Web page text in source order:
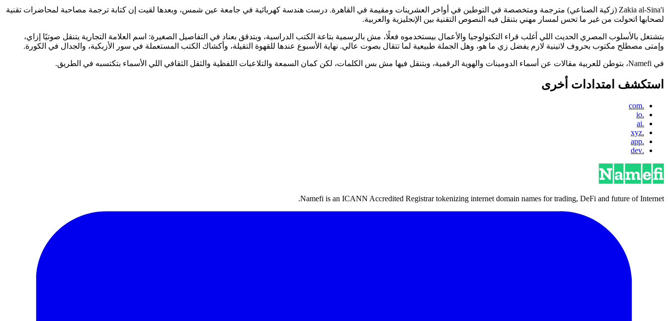
Zakia al-Sina'i (زكية الصناعي) مترجمة ومتخصصة في التوطين في أواخر العشرينات ومقيمة في القاهرة. درست هندسة كهربائية في جامعة عين شمس، وبعدها لقيت إن كتابة ترجمة مصاحبة لمحاضرات تقنية
لصحابها اتحولت من غير ما تحس لمسار مهني بتنقل فيه النصوص التقنية بين الإنجليزية والعربية.
بتشتغل بالأسلوب المصري الحديث اللي أغلب قراء التكنولوجيا والأعمال بيستخدموه فعلًا، مش بالرسمية بتاعة الكتب الدراسية، وبتدقق بعناد في التفاصيل الصغيرة: اسم العلامة التجارية يتنقل صوتيًا إزاي،
وإمتى مصطلح مكتوب بحروف لاتينية لازم يفضل زي ما هو، وهل الجملة طبيعية لما تتقال بصوت عالي. نهاية الأسبوع عندها للقهوة التقيلة، وأكشاك الكتب المستعملة في سور الأزبكية، والجدال في الكورة.
في Namefi، بتوطن للعربية مقالات عن أسماء الدومينات والهوية الرقمية، وبتنقل فيها مش بس الكلمات، لكن كمان السمعة والتلاعبات اللفظية والثقل الثقافي اللي الأسماء بتكتسبه في الطريق.
استكشف امتدادات أخرى
.com
.io
.ai
.xyz
.app
.dev
Namefi is an ICANN Accredited Registrar tokenizing internet domain names for trading, DeFi and future of Internet.